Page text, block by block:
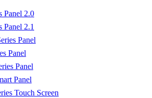
Panel 2.0
Panel 2.1
Panel
Panel
Panel
Panel
Touch Screen